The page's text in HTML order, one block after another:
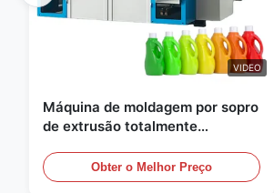
VIDEO
Máquina de moldagem por sopro
de extrusão totalmente
Obter o Melhor Preço